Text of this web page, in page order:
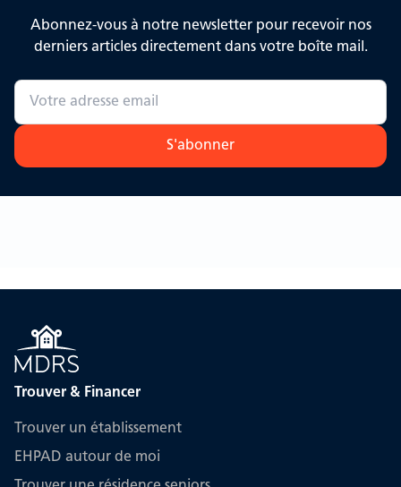
Abonnez-vous à notre newsletter pour recevoir nos
derniers articles directement dans votre boîte mail.
S'abonner
Trouver & Financer
Trouver un établissement
EHPAD autour de moi